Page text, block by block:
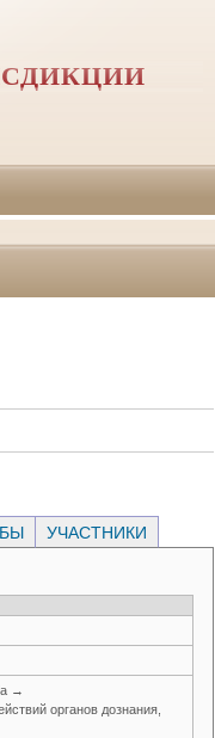
УЧАСТНИКИ
→
органов дознания,